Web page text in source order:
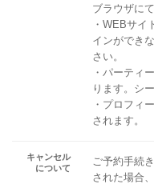
ブラウザに
・WEBサイ
インができ
さい。
・パーティ
ります。シ
・プロフィ
されます。
キャンセル
について
ご予約手続
された場合